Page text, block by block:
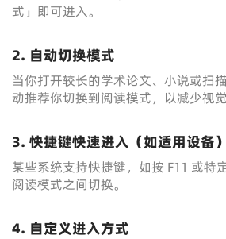
式」即可进入。
2. 自动切换模式
当你打开较长的学术论文、小说或扫
动推荐你切换到阅读模式，以减少视觉
3. 快捷键快速进入（如适用设备）
某些系统支持快捷键，如按 F11 或特
阅读模式之间切换。
4. 自定义进入方式